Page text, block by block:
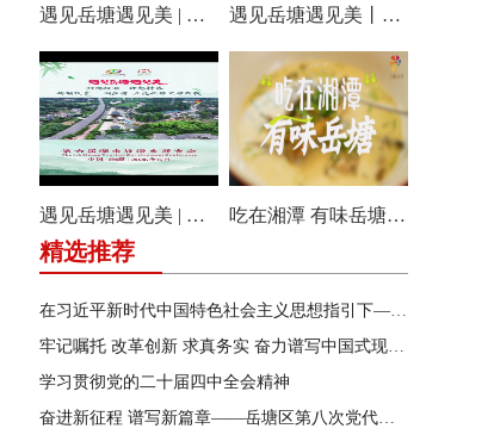
遇见岳塘遇见美 | 厂区即景区，湘钢文化园焕新迎客！ 遇见岳塘遇见美丨盘龙大观园提质焕新迎八方客
遇见岳塘遇见美 | 归隐松涧·理想村落：两期筑景 一涧生香 点亮岳塘文旅新貌 吃在湘潭 有味岳塘丨云盘山下：匠心守本味 小院忆乡愁
精选推荐
在习近平新时代中国特色社会主义思想指引下——新时代 新作为 新篇章
牢记嘱托 改革创新 求真务实 奋力谱写中国式现代化湖南篇章
学习贯彻党的二十届四中全会精神
奋进新征程 谱写新篇章——岳塘区第八次党代会特别报道